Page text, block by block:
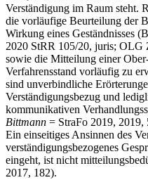
Verständigung im Raum steht.
die vorläufige Beurteilung der
Wirkung eines Geständnisses
2020 StRR 105/20, juris;
sowie die Mitteilung einer
Verfahrensstand vorläufig zu
sind unverbindliche
Verständigungsbezug und
kommunikativen
Bittmann = StraFo 2019,
Ein einseitiges Ansinnen des
verständigungsbezogenes
eingeht, ist nicht
2017, 182).